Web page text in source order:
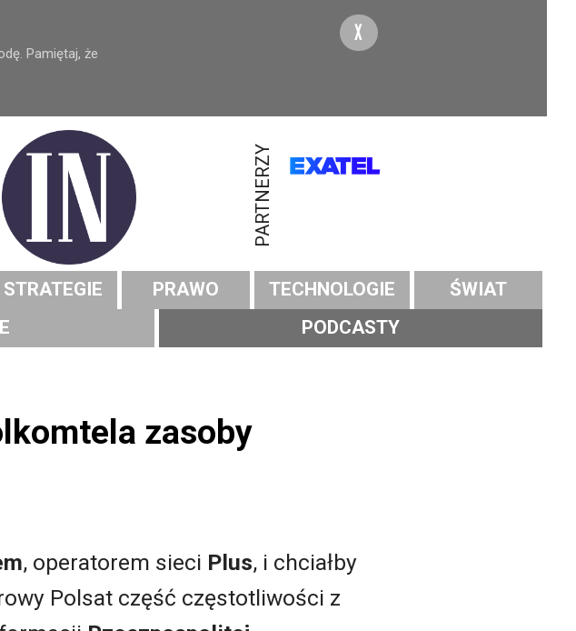
Pamiętaj, że
X
PARTNERZY
STRATEGIE PRAWO TECHNOLOGIE
ŚWIAT
PODCASTY
zasoby
, operatorem sieci Plus, i chciałby
Polsat część częstotliwości z